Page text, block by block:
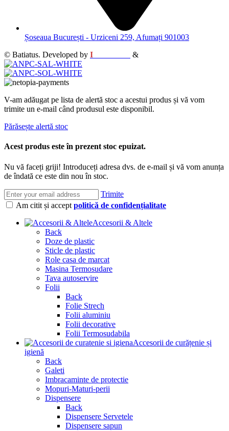
Șoseaua București - Urziceni 259, Afumați 901003
© Batiatus. Developed by I &
V-am adăugat pe lista de alertă stoc a acestui produs și vă vom
trimite un e-mail când produsul este disponibil.
Părăsește alertă stoc
Acest produs este în prezent stoc epuizat.
Nu vă faceți griji! Introduceți adresa dvs. de e-mail și vă vom anunța
de îndată ce este din nou în stoc.
Trimite
Am citit și accept politică de confidențialitate
Accesorii & Altele
Back
Doze de plastic
Sticle de plastic
Role casa de marcat
Masina Termosudare
Tava autoservire
Folii
Back
Folie Strech
Folii aluminiu
Folii decorative
Folii Termosudabila
Accesorii de curățenie și
igienă
Back
Galeti
Imbracaminte de protectie
Mopuri-Maturi-perii
Dispensere
Back
Dispensere Servetele
Dispensere sapun